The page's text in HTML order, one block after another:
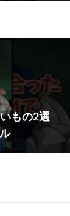
もの2選